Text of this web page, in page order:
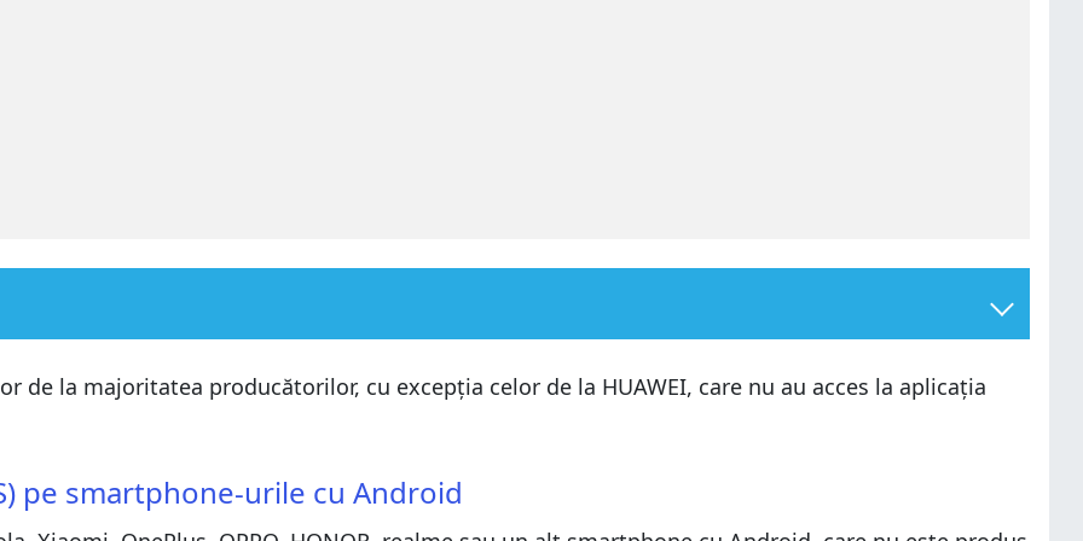
de la majoritatea producătorilor, cu excepția celor de la HUAWEI, care nu au acces la aplicația
pe smartphone-urile cu Android